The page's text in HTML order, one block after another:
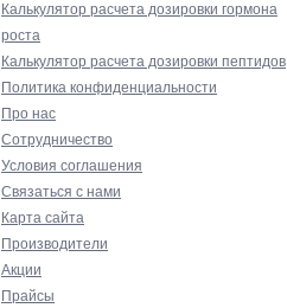
Калькулятор расчета дозировки гормона
роста
Калькулятор расчета дозировки пептидов
Политика конфиденциальности
Про нас
Сотрудничество
Условия соглашения
Связаться с нами
Карта сайта
Производители
Акции
Прайсы